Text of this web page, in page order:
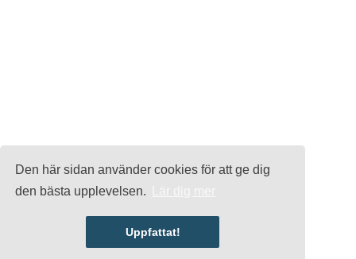
Den här sidan använder cookies för att ge dig
den bästa upplevelsen.
Uppfattat!